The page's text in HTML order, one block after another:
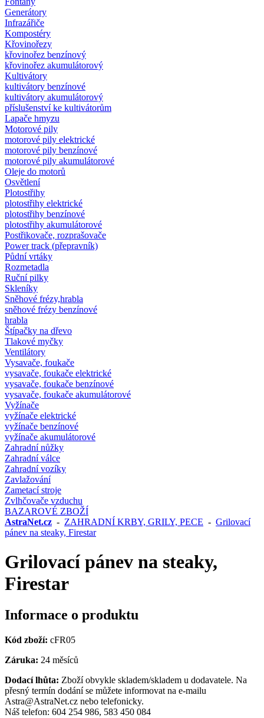
Generátory
Infrazářiče
Kompostéry
Křovinořezy
křovinořez benzínový
křovinořez akumulátorový
Kultivátory
kultivátory benzínové
kultivátory akumulátorový
příslušenství ke kultivátorům
Lapače hmyzu
Motorové pily
motorové pily elektrické
motorové pily benzínové
motorové pily akumulátorové
Oleje do motorů
Osvětlení
Plotostřihy
plotostřihy elektrické
plotostřihy benzínové
plotostřihy akumulátorové
Postřikovače, rozprašovače
Power track (přepravník)
Půdní vrtáky
Rozmetadla
Ruční pilky
Skleníky
Sněhové frézy,hrabla
sněhové frézy benzínové
hrabla
Štípačky na dřevo
Tlakové myčky
Ventilátory
Vysavače, foukače
vysavače, foukače elektrické
vysavače, foukače benzínové
vysavače, foukače akumulátorové
Vyžínače
vyžínače elektrické
vyžínače benzínové
vyžínače akumulátorové
Zahradní nůžky
Zahradní válce
Zahradní vozíky
Zavlažování
Zametací stroje
Zvlhčovače vzduchu
BAZAROVÉ ZBOŽÍ
AstraNet.cz - ZAHRADNÍ KRBY, GRILY, PECE - Grilovací
pánev na steaky, Firestar
Grilovací pánev na steaky,
Firestar
Informace o produktu
Kód zboží: cFR05
Záruka: 24 měsíců
Dodací lhůta: Zboží obvykle skladem/skladem u dodavatele. Na
přesný termín dodání se můžete informovat na e-mailu
Astra@AstraNet.cz nebo telefonicky.
Náš telefon: 604 254 986, 583 450 084